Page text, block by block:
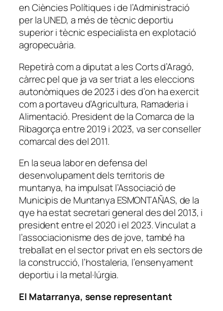
en Ciències Polítiques i de l’Administració
per la UNED, a més de tècnic deportiu
superior i tècnic especialista en explotació
agropecuària.
Repetirà com a diputat a les Corts d’Aragó,
càrrec pel que ja va ser triat a les eleccions
autonòmiques de 2023 i des d’on ha exercit
com a portaveu d’Agricultura, Ramaderia i
Alimentació. President de la Comarca de la
Ribagorça entre 2019 i 2023, va ser conseller
comarcal des del 2011.
En la seua labor en defensa del
desenvolupament dels territoris de
muntanya, ha impulsat l’Associació de
Municipis de Muntanya ESMONTAÑAS, de la
qye ha estat secretari general des del 2013, i
president entre el 2020 i el 2023. Vinculat a
l’associacionisme des de jove, també ha
treballat en el sector privat en els sectors de
la construcció, l’hostaleria, l’ensenyament
deportiu i la metal·lúrgia.
El Matarranya, sense representant